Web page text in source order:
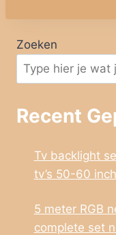
Zoeken
Recent
Tv backlight
tv’s 50-60 inch
5 meter RGB
complete set